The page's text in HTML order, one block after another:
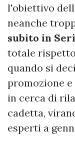
l'obiettivo
neanche
subito in
totale
quando si
promozione
in cerca di
cadetta,
esperti a